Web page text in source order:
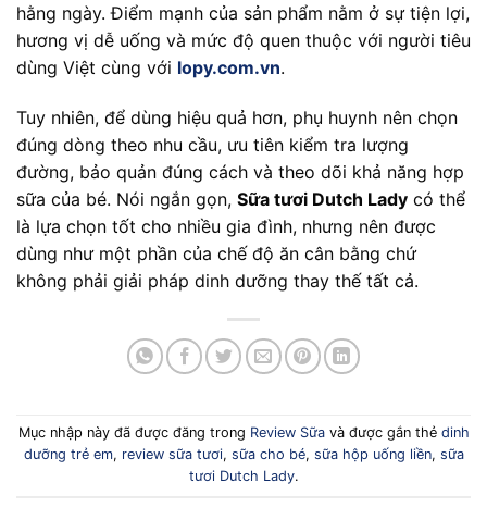
hằng ngày. Điểm mạnh của sản phẩm nằm ở sự tiện lợi,
hương vị dễ uống và mức độ quen thuộc với người tiêu
dùng Việt cùng với lopy.com.vn.
Tuy nhiên, để dùng hiệu quả hơn, phụ huynh nên chọn
đúng dòng theo nhu cầu, ưu tiên kiểm tra lượng
đường, bảo quản đúng cách và theo dõi khả năng hợp
sữa của bé. Nói ngắn gọn, Sữa tươi Dutch Lady có thể
là lựa chọn tốt cho nhiều gia đình, nhưng nên được
dùng như một phần của chế độ ăn cân bằng chứ
không phải giải pháp dinh dưỡng thay thế tất cả.
Mục nhập này đã được đăng trong Review Sữavà được gắn thẻ dinh
dưỡng trẻ em, review sữa tươi, sữa cho bé, sữa hộp uống liền, sữa
tươi Dutch Lady.